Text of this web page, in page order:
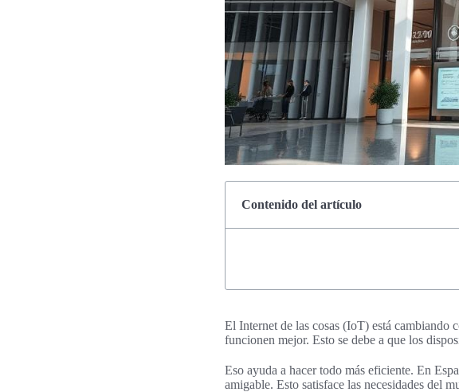
Contenido del artículo
El Internet de las cosas (IoT) está cambiando
funcionen mejor. Esto se debe a que los
Eso ayuda a hacer todo más eficiente. En
amigable. Esto satisface las necesidades del